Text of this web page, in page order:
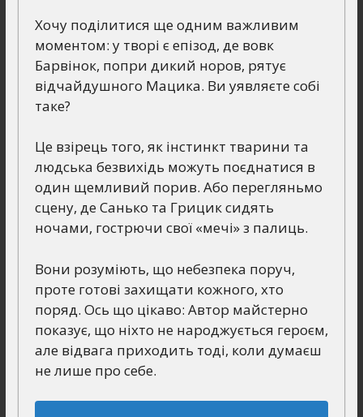
Хочу поділитися ще одним важливим
моментом: у творі є епізод, де вовк
Барвінок, попри дикий норов, рятує
відчайдушного Мацика. Ви уявляєте собі
таке?
Це взірець того, як інстинкт тварини та
людська безвихідь можуть поєднатися в
один щемливий порив. Або перегляньмо
сцену, де Санько та Грицик сидять
ночами, гострючи свої «мечі» з палиць.
Вони розуміють, що небезпека поруч,
проте готові захищати кожного, хто
поряд. Ось що цікаво: Автор майстерно
показує, що ніхто не народжується героєм,
але відвага приходить тоді, коли думаєш
не лише про себе.